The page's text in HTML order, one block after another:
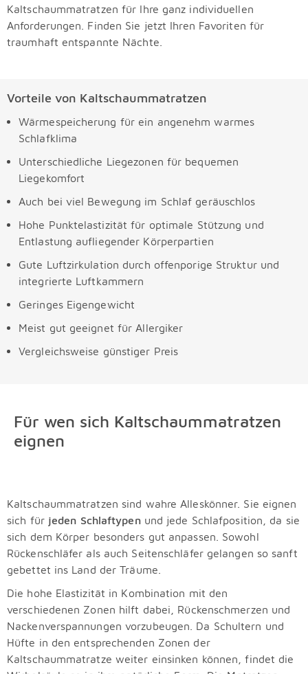
Kaltschaummatratzen für Ihre ganz individuellen
Anforderungen. Finden Sie jetzt Ihren Favoriten für
traumhaft entspannte Nächte.
Vorteile von Kaltschaummatratzen
Wärmespeicherung für ein angenehm warmes
Schlafklima
Unterschiedliche Liegezonen für bequemen
Liegekomfort
Auch bei viel Bewegung im Schlaf geräuschlos
Hohe Punktelastizität für optimale Stützung und
Entlastung aufliegender Körperpartien
Gute Luftzirkulation durch offenporige Struktur und
integrierte Luftkammern
Geringes Eigengewicht
Meist gut geeignet für Allergiker
Vergleichsweise günstiger Preis
Für wen sich Kaltschaummatratzen
eignen
Kaltschaummatratzen sind wahre Alleskönner. Sie eignen
sich für jeden Schlaftypenund jede Schlafposition, da sie
sich dem Körper besonders gut anpassen. Sowohl
Rückenschläfer als auch Seitenschläfer gelangen so sanft
gebettet ins Land der Träume.
Die hohe Elastizität in Kombination mit den
verschiedenen Zonen hilft dabei, Rückenschmerzen und
Nackenverspannungen vorzubeugen. Da Schultern und
Hüfte in den entsprechenden Zonen der
Kaltschaummatratze weiter einsinken können, findet die